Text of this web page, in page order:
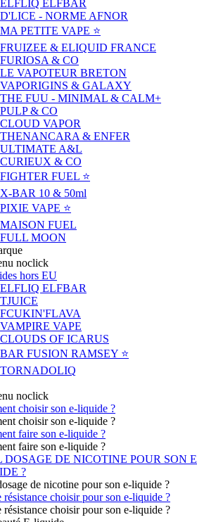
ELFLIQ ELFBAR
D'LICE - NORME AFNOR
MA PETITE VAPE ⭐️
FRUIZEE & ELIQUID FRANCE
FURIOSA & CO
LE VAPOTEUR BRETON
VAPORIGINS & GALAXY
THE FUU - MINIMAL & CALM+
PULP & CO
CLOUD VAPOR
THENANCARA & ENFER
ULTIMATE A&L
CURIEUX & CO
FIGHTER FUEL ⭐️
X-BAR 10 & 50ml
PIXIE VAPE ⭐️
MAISON FUEL
FULL MOON
noclick
hors EU
ELFLIQ ELFBAR
TJUICE
FCUKIN'FLAVA
VAMPIRE VAPE
CLOUDS OF ICARUS
BAR FUSION RAMSEY ⭐️
TORNADOLIQ
noclick
choisir son e-liquide ?
choisir son e-liquide ?
faire son e-liquide ?
faire son e-liquide ?
DOSAGE DE NICOTINE POUR SON
?
de nicotine pour son e-liquide ?
résistance choisir pour son e-liquide ?
résistance choisir pour son e-liquide ?